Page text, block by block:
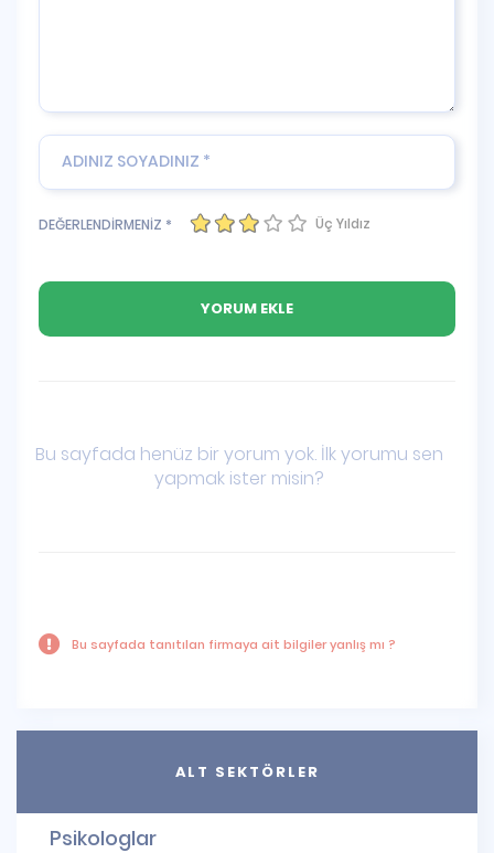
DEĞERLENDİRMENİZ * Üç Yıldız
Bu sayfada henüz bir yorum yok. İlk yorumu sen
yapmak ister misin?
Bu sayfada tanıtılan firmaya ait bilgiler yanlış mı ?
ALT SEKTÖRLER
Psikologlar